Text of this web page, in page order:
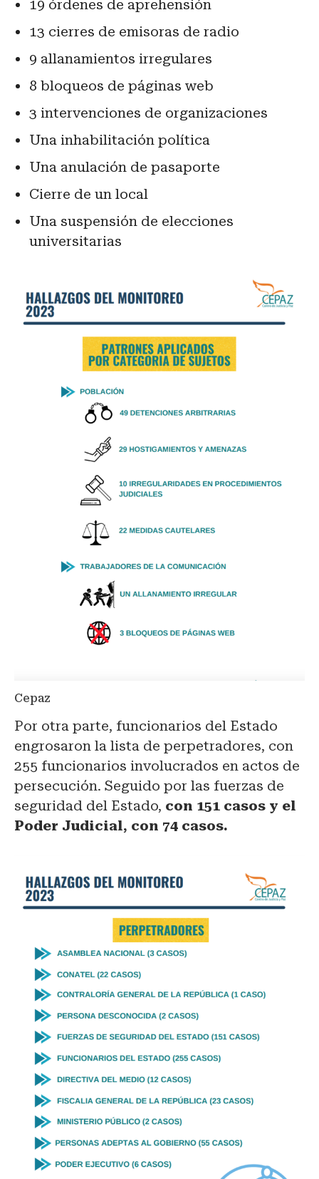
19 órdenes de aprehensión
13 cierres de emisoras de radio
9 allanamientos irregulares
8 bloqueos de páginas web
3 intervenciones de organizaciones
Una inhabilitación política
Una anulación de pasaporte
Cierre de un local
Una suspensión de elecciones
universitarias
Cepaz
Por otra parte, funcionarios del Estado
engrosaron la lista de perpetradores, con
255 funcionarios involucrados en actos de
persecución. Seguido por las fuerzas de
seguridad del Estado, con 151 casos y el
Poder Judicial, con 74 casos.